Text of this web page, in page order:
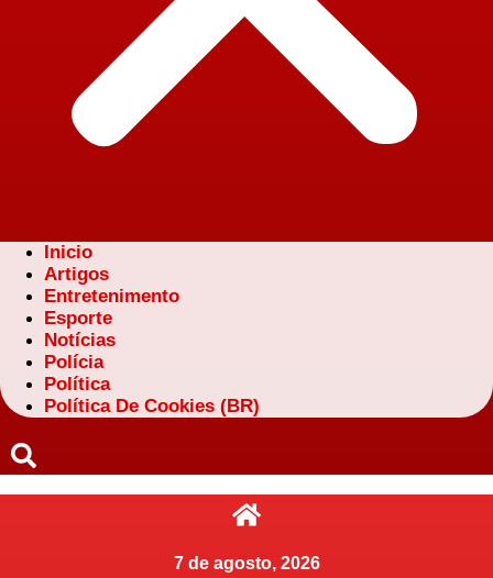
Inicio
Artigos
Entretenimento
Esporte
Notícias
Polícia
Política
Política De Cookies (BR)
7 de agosto, 2026